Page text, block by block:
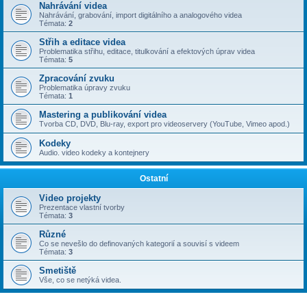
Nahrávání videa
Nahrávání, grabování, import digitálního a analogového videa
Témata: 2
Střih a editace videa
Problematika střihu, editace, titulkování a efektových úprav videa
Témata: 5
Zpracování zvuku
Problematika úpravy zvuku
Témata: 1
Mastering a publikování videa
Tvorba CD, DVD, Blu-ray, export pro videoservery (YouTube, Vimeo apod.)
Kodeky
Audio. video kodeky a kontejnery
Ostatní
Video projekty
Prezentace vlastní tvorby
Témata: 3
Různé
Co se nevešlo do definovaných kategorií a souvisí s videem
Témata: 3
Smetiště
Vše, co se netýká videa.